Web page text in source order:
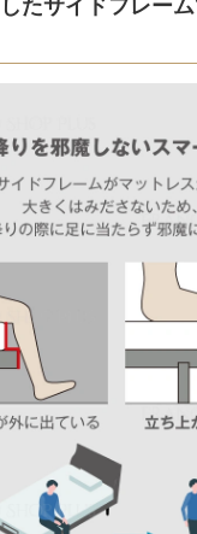
たサイドフレー